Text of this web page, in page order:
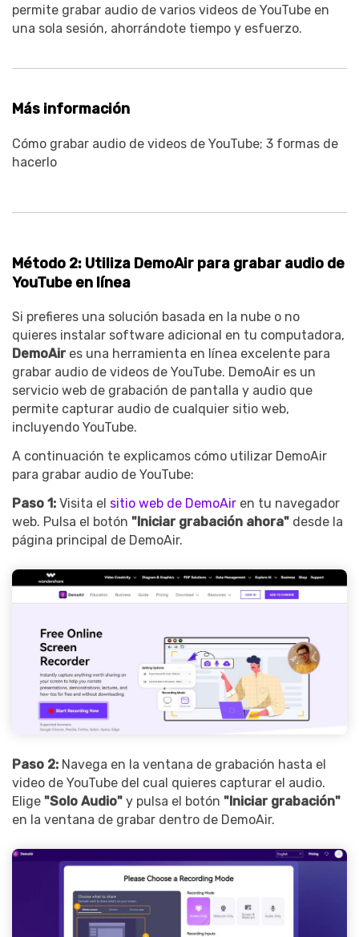
permite grabar audio de varios videos de YouTube en
una sola sesión, ahorrándote tiempo y esfuerzo.
Más información
Cómo grabar audio de videos de YouTube; 3 formas de
hacerlo
Método 2: Utiliza DemoAir para grabar audio de
YouTube en línea
Si prefieres una solución basada en la nube o no
quieres instalar software adicional en tu computadora,
DemoAires una herramienta en línea excelente para
grabar audio de videos de YouTube. DemoAir es un
servicio web de grabación de pantalla y audio que
permite capturar audio de cualquier sitio web,
incluyendo YouTube.
A continuación te explicamos cómo utilizar DemoAir
para grabar audio de YouTube:
Paso 1: Visita el sitio web de DemoAir en tu navegador
web. Pulsa el botón "Iniciar grabación ahora" desde la
página principal de DemoAir.
Paso 2: Navega en la ventana de grabación hasta el
video de YouTube del cual quieres capturar el audio.
Elige "Solo Audio" y pulsa el botón "Iniciar grabación"
en la ventana de grabar dentro de DemoAir.